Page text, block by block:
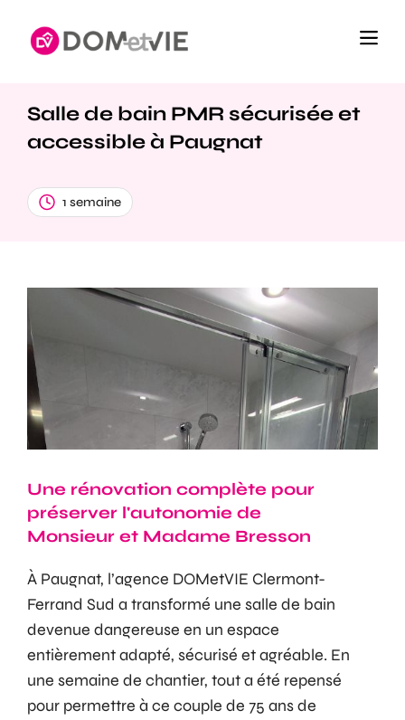
Salle de bain PMR sécurisée et
accessible à Paugnat
1 semaine
Une rénovation complète pour
préserver l'autonomie de
Monsieur et Madame Bresson
À Paugnat, l’agence DOMetVIE Clermont-
Ferrand Sud a transformé une salle de bain
devenue dangereuse en un espace
entièrement adapté, sécurisé et agréable. En
une semaine de chantier, tout a été repensé
pour permettre à ce couple de 75 ans de